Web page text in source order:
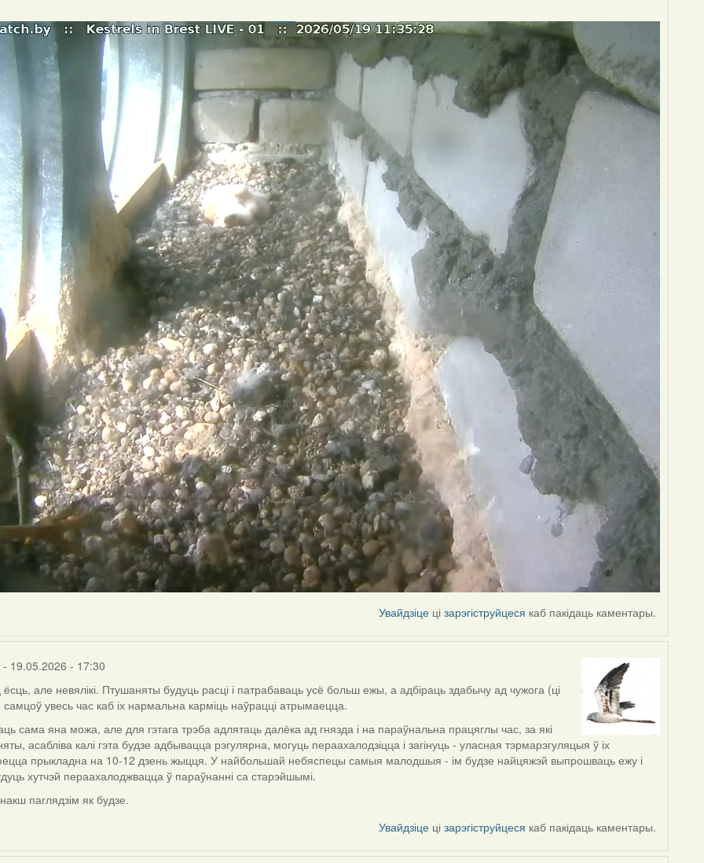
Увайдзіце цізарэгіструйцеся каб пакідаць каментары.
- 19.05.2026 - 17:30
але невялікі. Птушаняты будуць расці і патрабаваць усё больш ежы, а адбіраць здабычу ад чужога (ці
увесь час каб іх нармальна карміць наўрацці атрымаецца.
сама яна можа, але для гэтага трэба адлятаць далёка ад гнязда і на параўнальна працяглы час, за які
асабліва калі гэта будзе адбывацца рэгулярна, могуць пераахалодзіцца і загінуць - уласная тэрмарэгуляцыя ў іх
прыкладна на 10-12 дзень жыцця. У найбольшай небяспецы самыя малодшыя - ім будзе найцяжэй выпрошваць ежу і
хутчэй пераахалоджвацца ў параўнанні са старэйшымі.
паглядзім як будзе.
Увайдзіце цізарэгіструйцеся каб пакідаць каментары.